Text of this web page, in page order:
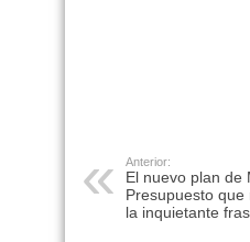
Anterior:
El nuevo plan de
Presupuesto
la inquietante